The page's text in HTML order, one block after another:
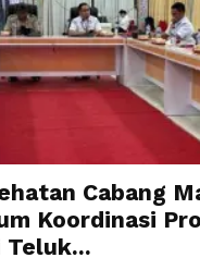
Cabang
Koordinasi
Teluk...